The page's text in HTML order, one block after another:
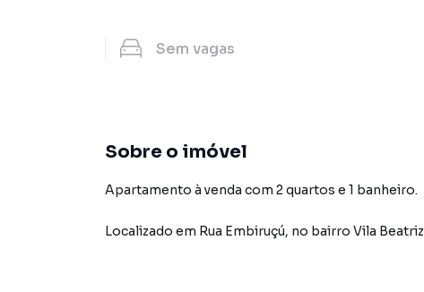
Sem vagas
Sobre o imóvel
Apartamento à venda com 2 quartos e 1 banheiro.
Localizado em Rua Embiruçú, no bairro Vila Beatriz